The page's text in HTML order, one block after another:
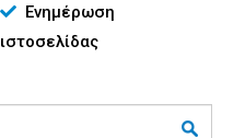
Ενημέρωση
ιστοσελίδας